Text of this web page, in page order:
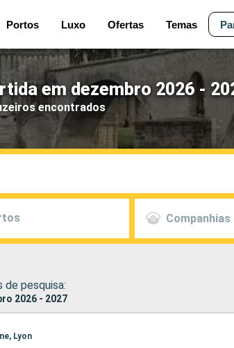
Portos Luxo Ofertas Temas
em dezembro 2026 -
encontrados
Companhias
de pesquisa:
2026 - 2027
Lyon